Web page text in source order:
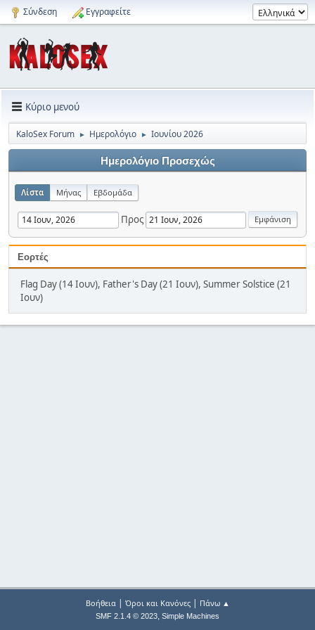
Σύνδεση Εγγραφείτε
Κύριο μενού
KaloSex Forum ► Ημερολόγιο ► Ιουνίου 2026
Ημερολόγιο Προσεχώς
Λίστα Μήνας Εβδομάδα
Προς
Εορτές
Flag Day (14 Ιουν), Father's Day (21 Ιουν), Summer Solstice (21
Ιουν)
Βοήθεια| Όροι και Κανόνες| Πάνω ▲
SMF 2.1.4 © 2023, Simple Machines